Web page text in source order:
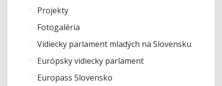
Projekty
Fotogaléria
Vidiecky parlament mladých na Slovensku
Európsky vidiecky parlament
Europass Slovensko